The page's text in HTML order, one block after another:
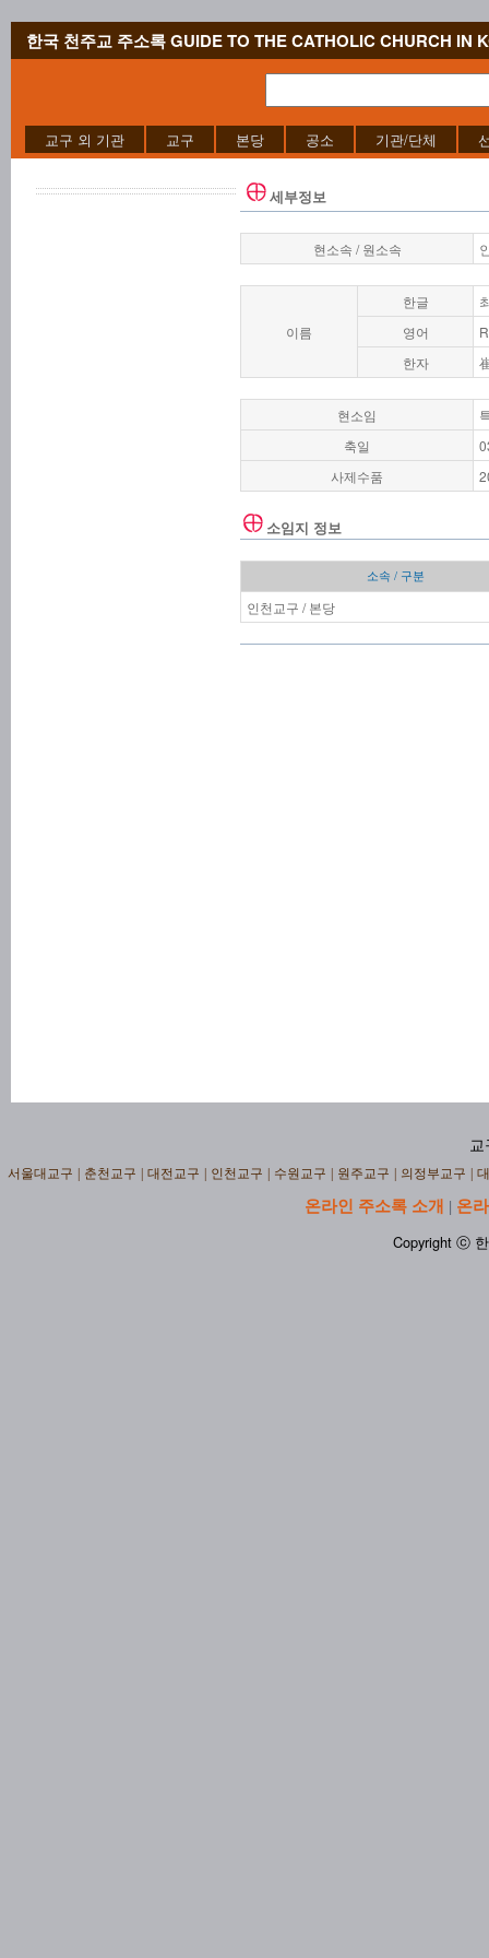
한국 천주교 주소록 GUIDE TO THE CATHOLIC CHURCH IN
교구 외 기관 교구 본당 공소 기관/단체
세부정보
현소속 / 원소속
이름
한글
영어
한자
현소임
축일
사제수품
소임지 정보
소속 / 구분
인천교구 / 본당
교
서울대교구 춘천교구 대전교구 인천교구 수원교구 원주교구 의정부교구
온라인 주소록 소개 | 온
Copyright ⓒ